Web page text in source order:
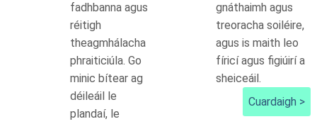
fadhbanna agus
réitigh
theagmhálacha
phraiticiúla. Go
minic bítear ag
déileáil le
plandaí, le
gnáthaimh agus
treoracha soiléire,
agus is maith leo
fíricí agus figiúirí a
sheiceáil.
Cuardaigh >